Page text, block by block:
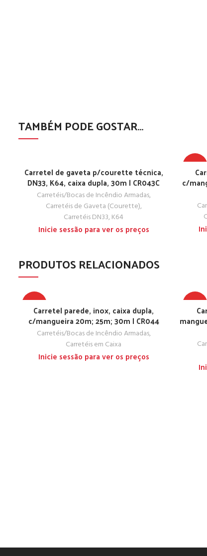
TAMBÉM PODE GOSTAR…
Carretel de gaveta p/courette técnica,
DN33, K64, caixa dupla, 30m | CR043C
Carretéis/Bocas de Incêndio Armadas,
Carretéis de Gaveta (Courette),
Carretéis DN33, K64
Inicie sessão para ver os preços
TOP
c/
PRODUTOS RELACIONADOS
TOPCarretel parede, inox, caixa dupla,
c/mangueira 20m; 25m; 30m | CR044
Carretéis/Bocas de Incêndio Armadas,
Carretéis em Caixa
Inicie sessão para ver os preços
TOP